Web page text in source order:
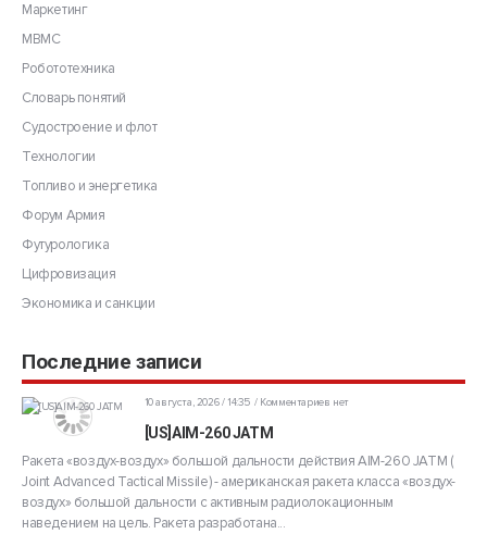
Маркетинг
МВМС
Робототехника
Словарь понятий
Судостроение и флот
Технологии
Топливо и энергетика
Форум Армия
Футурологика
Цифровизация
Экономика и санкции
Последние записи
10 августа, 2026 / 14:35 Комментариев нет
[US]AIM-260 JATM
Ракета «воздух-воздух» большой дальности действия AIM-260 JATM (​​
Joint Advanced Tactical Missile) - американская ракета класса «воздух-
воздух» большой дальности с активным радиолокационным
наведением на цель. Ракета разработана...